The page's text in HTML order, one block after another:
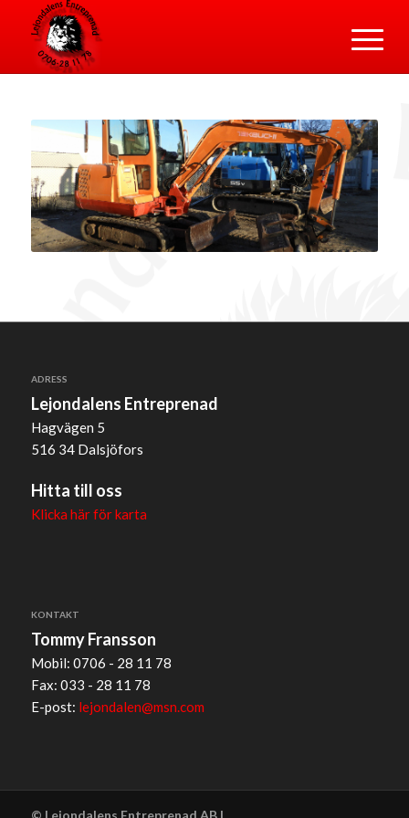
ADRESS
Lejondalens Entreprenad
Hagvägen 5
516 34 Dalsjöfors
Hitta till oss
Klicka här för karta
KONTAKT
Tommy Fransson
Mobil: 0706 - 28 11 78
Fax: 033 - 28 11 78
E-post: lejondalen@msn.com
© Lejondalens Entreprenad AB |